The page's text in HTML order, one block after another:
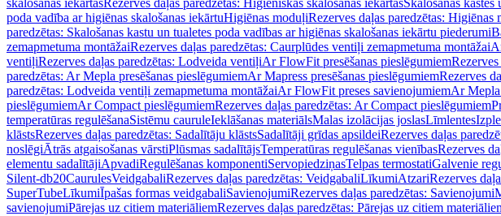
skalošanas iekārtasRezerves daļas paredzētas: Higiēniskās skalošanas iekārtasSkalošanas
poda vadība ar higiēnas skalošanas iekārtuHigiēnas moduļiRezerves daļas paredzētas: Higiēnas
paredzētas: Skalošanas kastu un tualetes poda vadības ar higiēnas skalošanas iekārtu piederumi
zemapmetuma montāžaiRezerves daļas paredzētas: Caurplūdes ventiļi zemapmetuma montāžai
ventiļiRezerves daļas paredzētas: Lodveida ventiļiAr FlowFit presēšanas pieslēgumiem
paredzētas: Ar Mepla presēšanas pieslēgumiemAr Mapress presēšanas pieslēgumiemRezerves
paredzētas: Lodveida ventiļi zemapmetuma montāžaiAr FlowFit preses savienojumiemAr Mepla
pieslēgumiemAr Compact pieslēgumiemRezerves daļas paredzētas: Ar Compact pieslēgumiem
temperatūras regulēšanaSistēmu cauruleIeklāšanas materiālsMalas izolācijas joslasLīmlentes
klāstsRezerves daļas paredzētas: Sadalītāju klāstsSadalītāji grīdas apsildeiRezerves daļas
noslēgiĀtrās atgaisošanas vārstiPlūsmas sadalītājsTemperatūras regulēšanas vienībasRezerves
elementu sadalītājiApvadiRegulēšanas komponentiServopiedziņasTelpas termostatiGalvenie
Silent-db20CaurulesVeidgabaliRezerves daļas paredzētas: VeidgabaliLīkumiAtzariRezerves
SuperTubeLīkumiĪpašas formas veidgabaliSavienojumiRezerves daļas paredzētas: Savienojumi
savienojumiPārejas uz citiem materiāliemRezerves daļas paredzētas: Pārejas uz citiem